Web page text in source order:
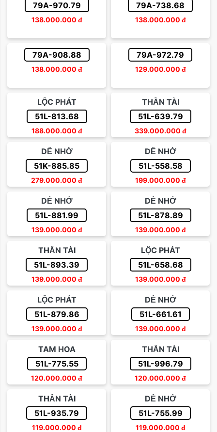
79A-970.79
138.000.000 đ
79A-738.68
138.000.000 đ
79A-908.88
138.000.000 đ
79A-972.79
129.000.000 đ
LỘC PHÁT
51L-813.68
188.000.000 đ
THẦN TÀI
51L-639.79
339.000.000 đ
DỄ NHỚ
51K-885.85
279.000.000 đ
DỄ NHỚ
51L-558.58
199.000.000 đ
DỄ NHỚ
51L-881.99
139.000.000 đ
DỄ NHỚ
51L-878.89
139.000.000 đ
THẦN TÀI
51L-893.39
139.000.000 đ
LỘC PHÁT
51L-658.68
139.000.000 đ
LỘC PHÁT
51L-879.86
139.000.000 đ
DỄ NHỚ
51L-661.61
139.000.000 đ
TAM HOA
51L-775.55
120.000.000 đ
THẦN TÀI
51L-996.79
120.000.000 đ
THẦN TÀI
51L-935.79
119.000.000 đ
DỄ NHỚ
51L-755.99
119.000.000 đ